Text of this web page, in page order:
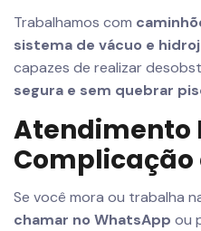
Trabalhamos com
sistema de vácuo e
capazes de realizar
segura e sem quebrar
Atendimento
Complicação
Se você mora ou trabalha
chamar no WhatsApp ou